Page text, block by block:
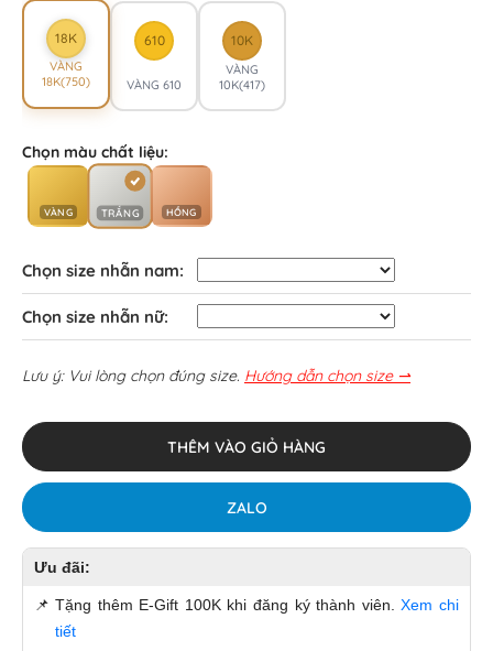
18K
VÀNG
18K(750)
610
VÀNG 610
10K
VÀNG
10K(417)
Chọn màu chất liệu:
VÀNG TRẮNG HỒNG
Chọn size nhẫn nam:
Chọn size nhẫn nữ:
Lưu ý: Vui lòng chọn đúng size. Hướng dẫn chọn size ⇀
THÊM VÀO GIỎ HÀNG
ZALO
Ưu đãi:
📌 Tặng thêm E-Gift 100K khi đăng ký thành viên.Xem chi
tiết